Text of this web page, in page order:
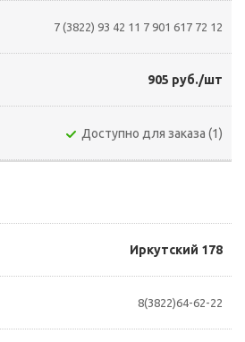
7 (3822) 93 42 11 7 901 617 72 12
905 руб./шт
Доступно для заказа (1)
Иркутский 178
8(3822)64-62-22